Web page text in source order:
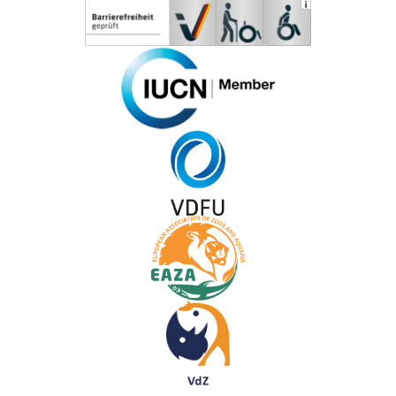
Mit Ihrem Beitrag helfen Sie uns, Artenschutz
aktiv zu gestalten. Damit Ihre Spende
bestmöglich wirkt, setzen wir sie genau dort
ein, wo sie am dringendsten gebraucht wird.
Mit jeder Spende unterstützen Sie alle
Bereiche unserer Arbeit und tragen so zum
Wohlergeben aller Zoo-Tiere bzw.
gemeinnützigen Zwecken bei.
Bitte haben Sie Verständnis, dass SEPA-
Lastschriften für im Dezember
übernommene Spenden bzw.
Spendenpatenschaften erst im Folgejahr
eingezogen werden. Somit erhalten Sie einen
Spendenbeleg - wenn angefordert - für das
gegebene Jahr im Frühjahr des Folgejahres.